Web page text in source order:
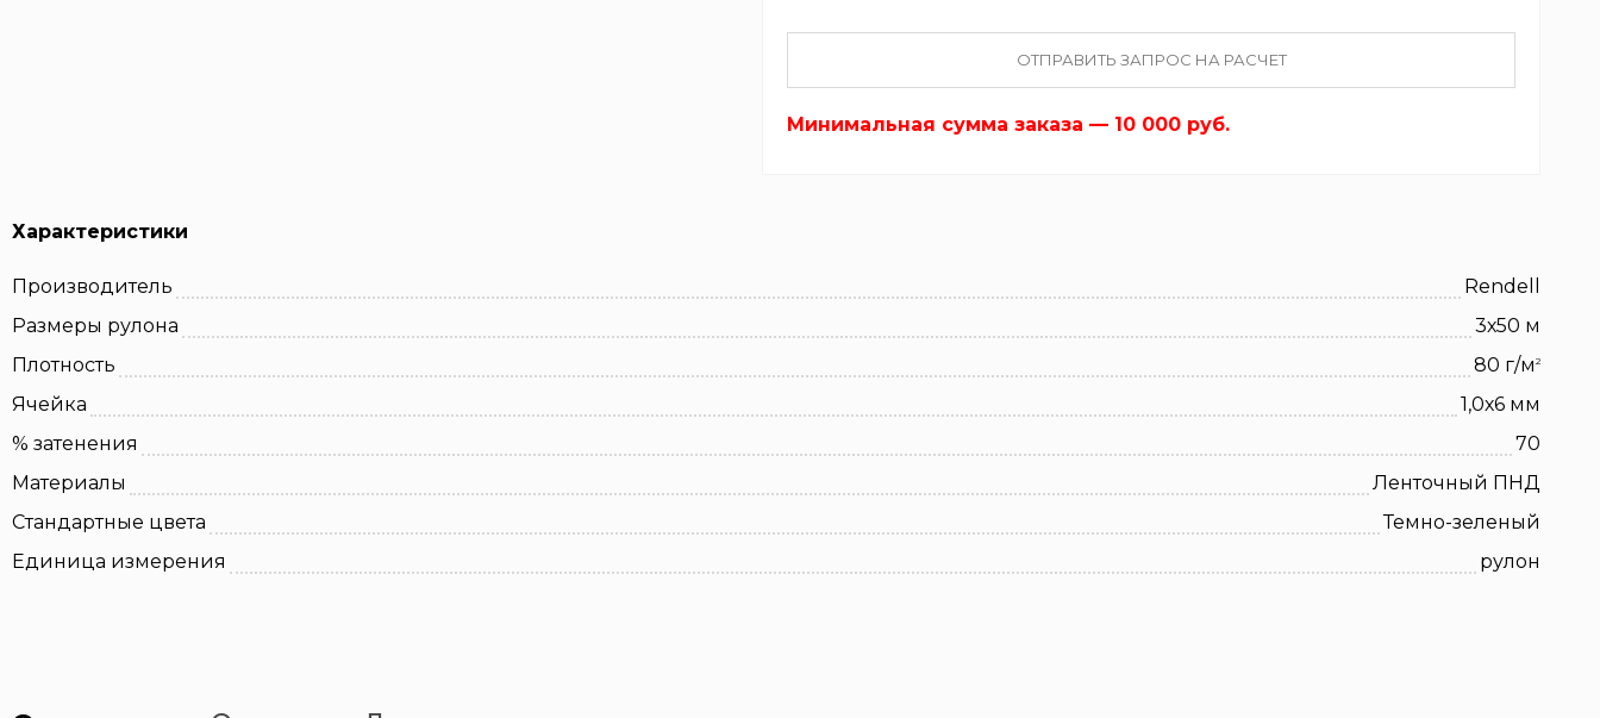
Характеристики
Производитель
Rendell
Размеры рулона
3х50 м
Плотность
80 г/м 2
Ячейка
1,0х6 мм
% затенения
70
Материалы
Ленточный ПНД
Стандартные цвета
Темно-зеленый
Единица измерения
рулон
ОТПРАВИТЬ ЗАПРОС НА РАСЧЕТ
Минимальная сумма заказа — 10 000 руб.